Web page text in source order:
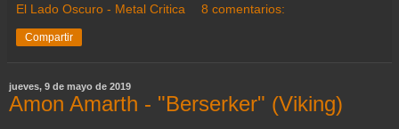
El Lado Oscuro - Metal Critica 8 comentarios:
Compartir
jueves, 9 de mayo de 2019
Amon Amarth - "Berserker" (Viking)